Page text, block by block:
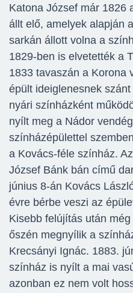
Katona József már 1826
állt elő, amelyek alapján
sarkán állott volna a
1829-ben is elvetették a
1833 tavaszán a Korona
épült ideiglenesnek
nyári színházként
nyílt meg a Nádor
színházépülettel
a Kovács-féle színház.
József Bánk bán című
június 8-án Kovács
évre bérbe veszi az
Kisebb felújítás után
őszén megnyílik a
Krecsányi Ignác. 1883.
színház is nyílt a mai
azonban ez nem volt